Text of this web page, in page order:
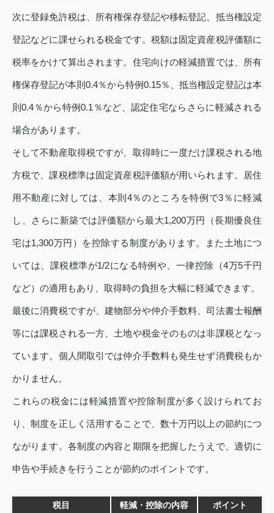
次に登録免許税は、所有権保存登記や移転登記、抵当権設定
登記などに課せられる税金です。税額は固定資産税評価額に
税率をかけて算出されます。住宅向けの軽減措置では、所有
権保存登記が本則0.4％から特例0.15％、抵当権設定登記は本
則0.4％から特例0.1％など、認定住宅ならさらに軽減される
場合があります。
そして不動産取得税ですが、取得時に一度だけ課税される地
方税で、課税標準は固定資産税評価額が用いられます。居住
用不動産に対しては、本則4％のところを特例で3％に軽減
し、さらに新築では評価額から最大1,200万円（長期優良住
宅は1,300万円）を控除する制度があります。また土地につ
いては、課税標準が1/2になる特例や、一律控除（4万5千円
など）の適用もあり、取得時の負担を大幅に軽減できます。
最後に消費税ですが、建物部分や仲介手数料、司法書士報酬
等には課税される一方、土地や税金そのものは非課税となっ
ています。個人間取引では仲介手数料も発生せず消費税もか
かりません。
これらの税金には軽減措置や控除制度が多く設けられてお
り、制度を正しく活用することで、数十万円以上の節約につ
ながります。各制度の内容と期限を把握したうえで、適切に
申告や手続きを行うことが節約のポイントです。
税目 軽減・控除の内容 ポイント